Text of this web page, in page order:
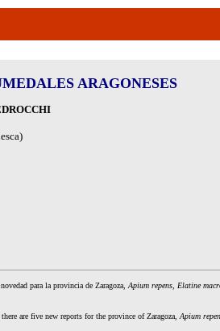
ARAGONESES
para la provincia de Zaragoza, Apium repens Elatine
there are five new reports for the province of Zaragoza, Apium